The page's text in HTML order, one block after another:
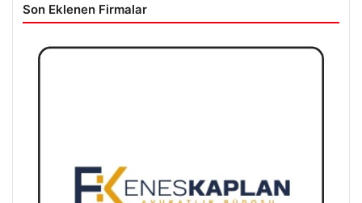
Son Eklenen Firmalar